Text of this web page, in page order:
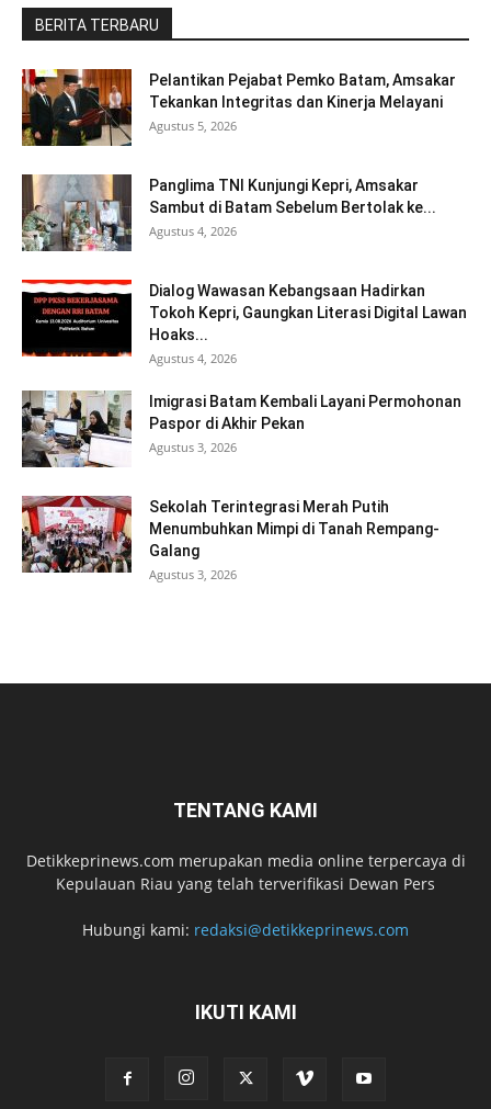
BERITA TERBARU
Pelantikan Pejabat Pemko Batam, Amsakar
Tekankan Integritas dan Kinerja Melayani
Agustus 5, 2026
Panglima TNI Kunjungi Kepri, Amsakar
Sambut di Batam Sebelum Bertolak ke...
Agustus 4, 2026
Dialog Wawasan Kebangsaan Hadirkan
Tokoh Kepri, Gaungkan Literasi Digital Lawan
Hoaks...
Agustus 4, 2026
Imigrasi Batam Kembali Layani Permohonan
Paspor di Akhir Pekan
Agustus 3, 2026
Sekolah Terintegrasi Merah Putih
Menumbuhkan Mimpi di Tanah Rempang-
Galang
Agustus 3, 2026
TENTANG KAMI
Detikkeprinews.com merupakan media online terpercaya di
Kepulauan Riau yang telah terverifikasi Dewan Pers
Hubungi kami: redaksi@detikkeprinews.com
IKUTI KAMI